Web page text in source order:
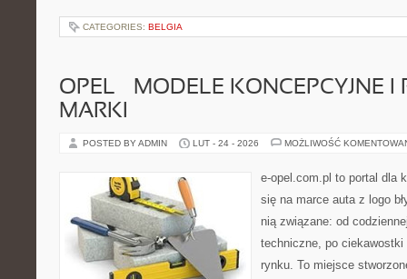
CATEGORIES: BELGIA
OPEL – MODELE KONCEPCYJNE I
MARKI
POSTED BY ADMIN LUT - 24 - 2026 MOŻLIWOŚĆ
e-opel.com.pl to portal dla
się na marce auta z logo
nią związane: od
techniczne, po
rynku. To miejsce